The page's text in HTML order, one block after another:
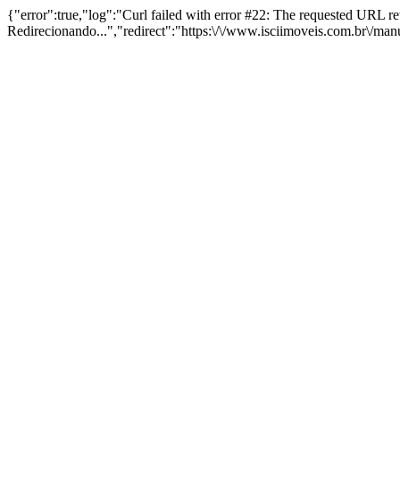
{"error":true,"log":"Curl failed with error #22: The requested URL
Redirecionando...","redirect":"https:\/\/www.isciimoveis.com.br\/